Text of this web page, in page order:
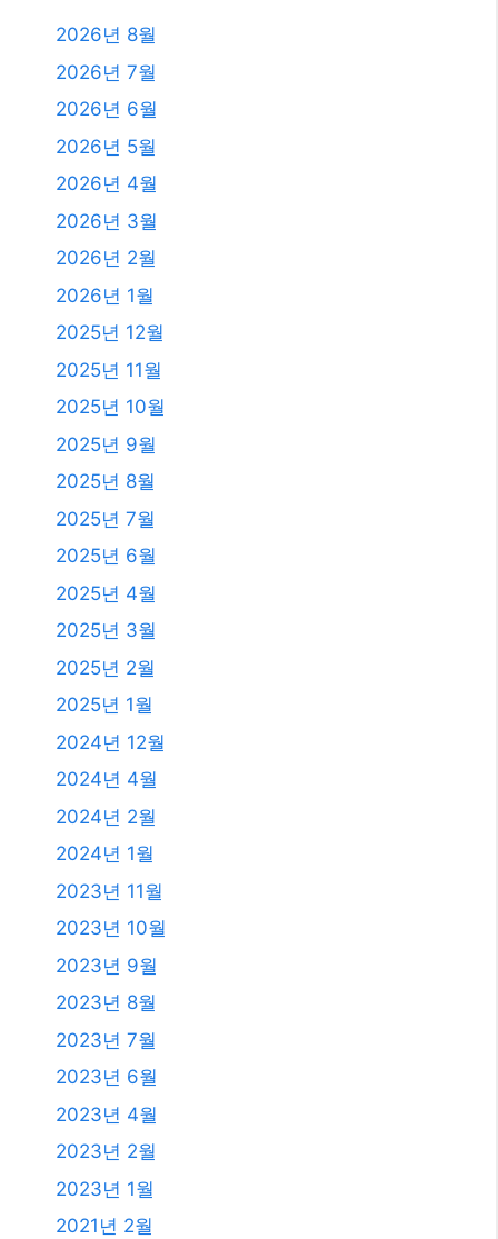
2026년 8월
2026년 7월
2026년 6월
2026년 5월
2026년 4월
2026년 3월
2026년 2월
2026년 1월
2025년 12월
2025년 11월
2025년 10월
2025년 9월
2025년 8월
2025년 7월
2025년 6월
2025년 4월
2025년 3월
2025년 2월
2025년 1월
2024년 12월
2024년 4월
2024년 2월
2024년 1월
2023년 11월
2023년 10월
2023년 9월
2023년 8월
2023년 7월
2023년 6월
2023년 4월
2023년 2월
2023년 1월
2021년 2월